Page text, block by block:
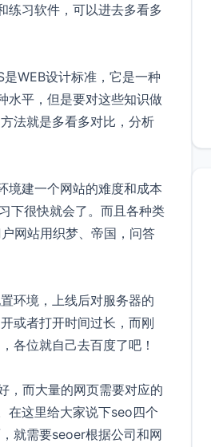
练习软件，可以进去多看多
WEB设计标准，它是一种
水平，但是要对这些知识做
法就是多看多对比，分析
境建一个网站的难度和成本
下很快就会了。而且各种类
网站用织梦、帝国，问答
环境，上线后对服务器的
或者打开时间过长，而刚
各位就自己去百度了吧！
，而大量的网页需要对应的
在这里给大家说下seo四个
就需要seoer根据公司和网